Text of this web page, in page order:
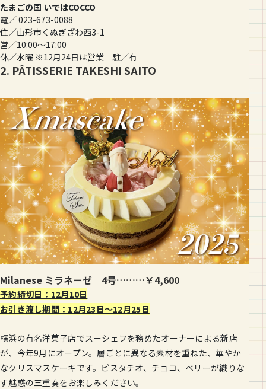
たまごの国 いではCOCCO
電／ 023-673-0088
住／山形市くぬぎざわ西3-1
営／10:00〜17:00
休／水曜 ※12月24日は営業 駐／有
2. PÂTISSERIE TAKESHI SAITO
Milanese ミラネーゼ 4号………￥4,600
予約締切日：12月10日
お引き渡し期間：12月23日〜12月25日
横浜の有名洋菓子店でスーシェフを務めたオーナーによる新店
が、今年9月にオープン。層ごとに異なる素材を重ねた、華やか
なクリスマスケーキです。ピスタチオ、チョコ、ベリーが織りな
す魅惑の三重奏をお楽しみください。